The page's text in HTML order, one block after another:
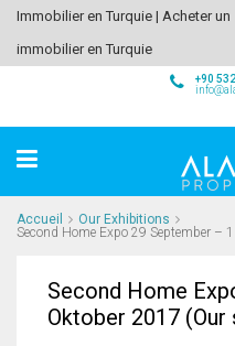
Immobilier en Turquie | Acheter un
immobilier en Turquie
+90
Accueil
Our Exhibitions
Second Home Expo 29 September –
Second Home
Oktober 2017 (Our